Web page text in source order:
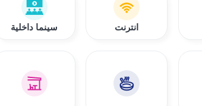
انترنت سينما داخلية